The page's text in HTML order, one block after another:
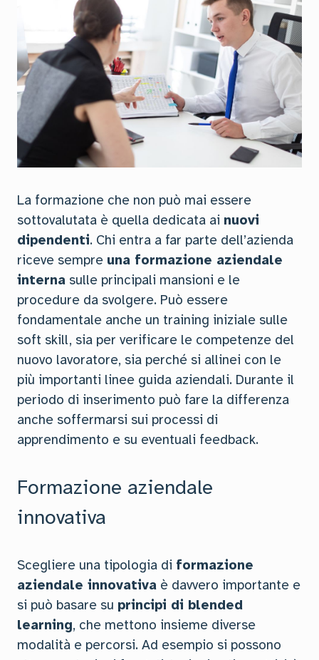
La formazione che non può mai essere
sottovalutata è quella dedicata ai nuovi
dipendenti. Chi entra a far parte dell’azienda
riceve sempre una formazione aziendale
interna sulle principali mansioni e le
procedure da svolgere. Può essere
fondamentale anche un training iniziale sulle
soft skill, sia per verificare le competenze del
nuovo lavoratore, sia perché si allinei con le
più importanti linee guida aziendali. Durante il
periodo di inserimento può fare la differenza
anche soffermarsi sui processi di
apprendimento e su eventuali feedback.
Formazione aziendale
innovativa
Scegliere una tipologia di formazione
aziendale innovativa è davvero importante e
si può basare su principi di blended
learning, che mettono insieme diverse
modalità e percorsi. Ad esempio si possono